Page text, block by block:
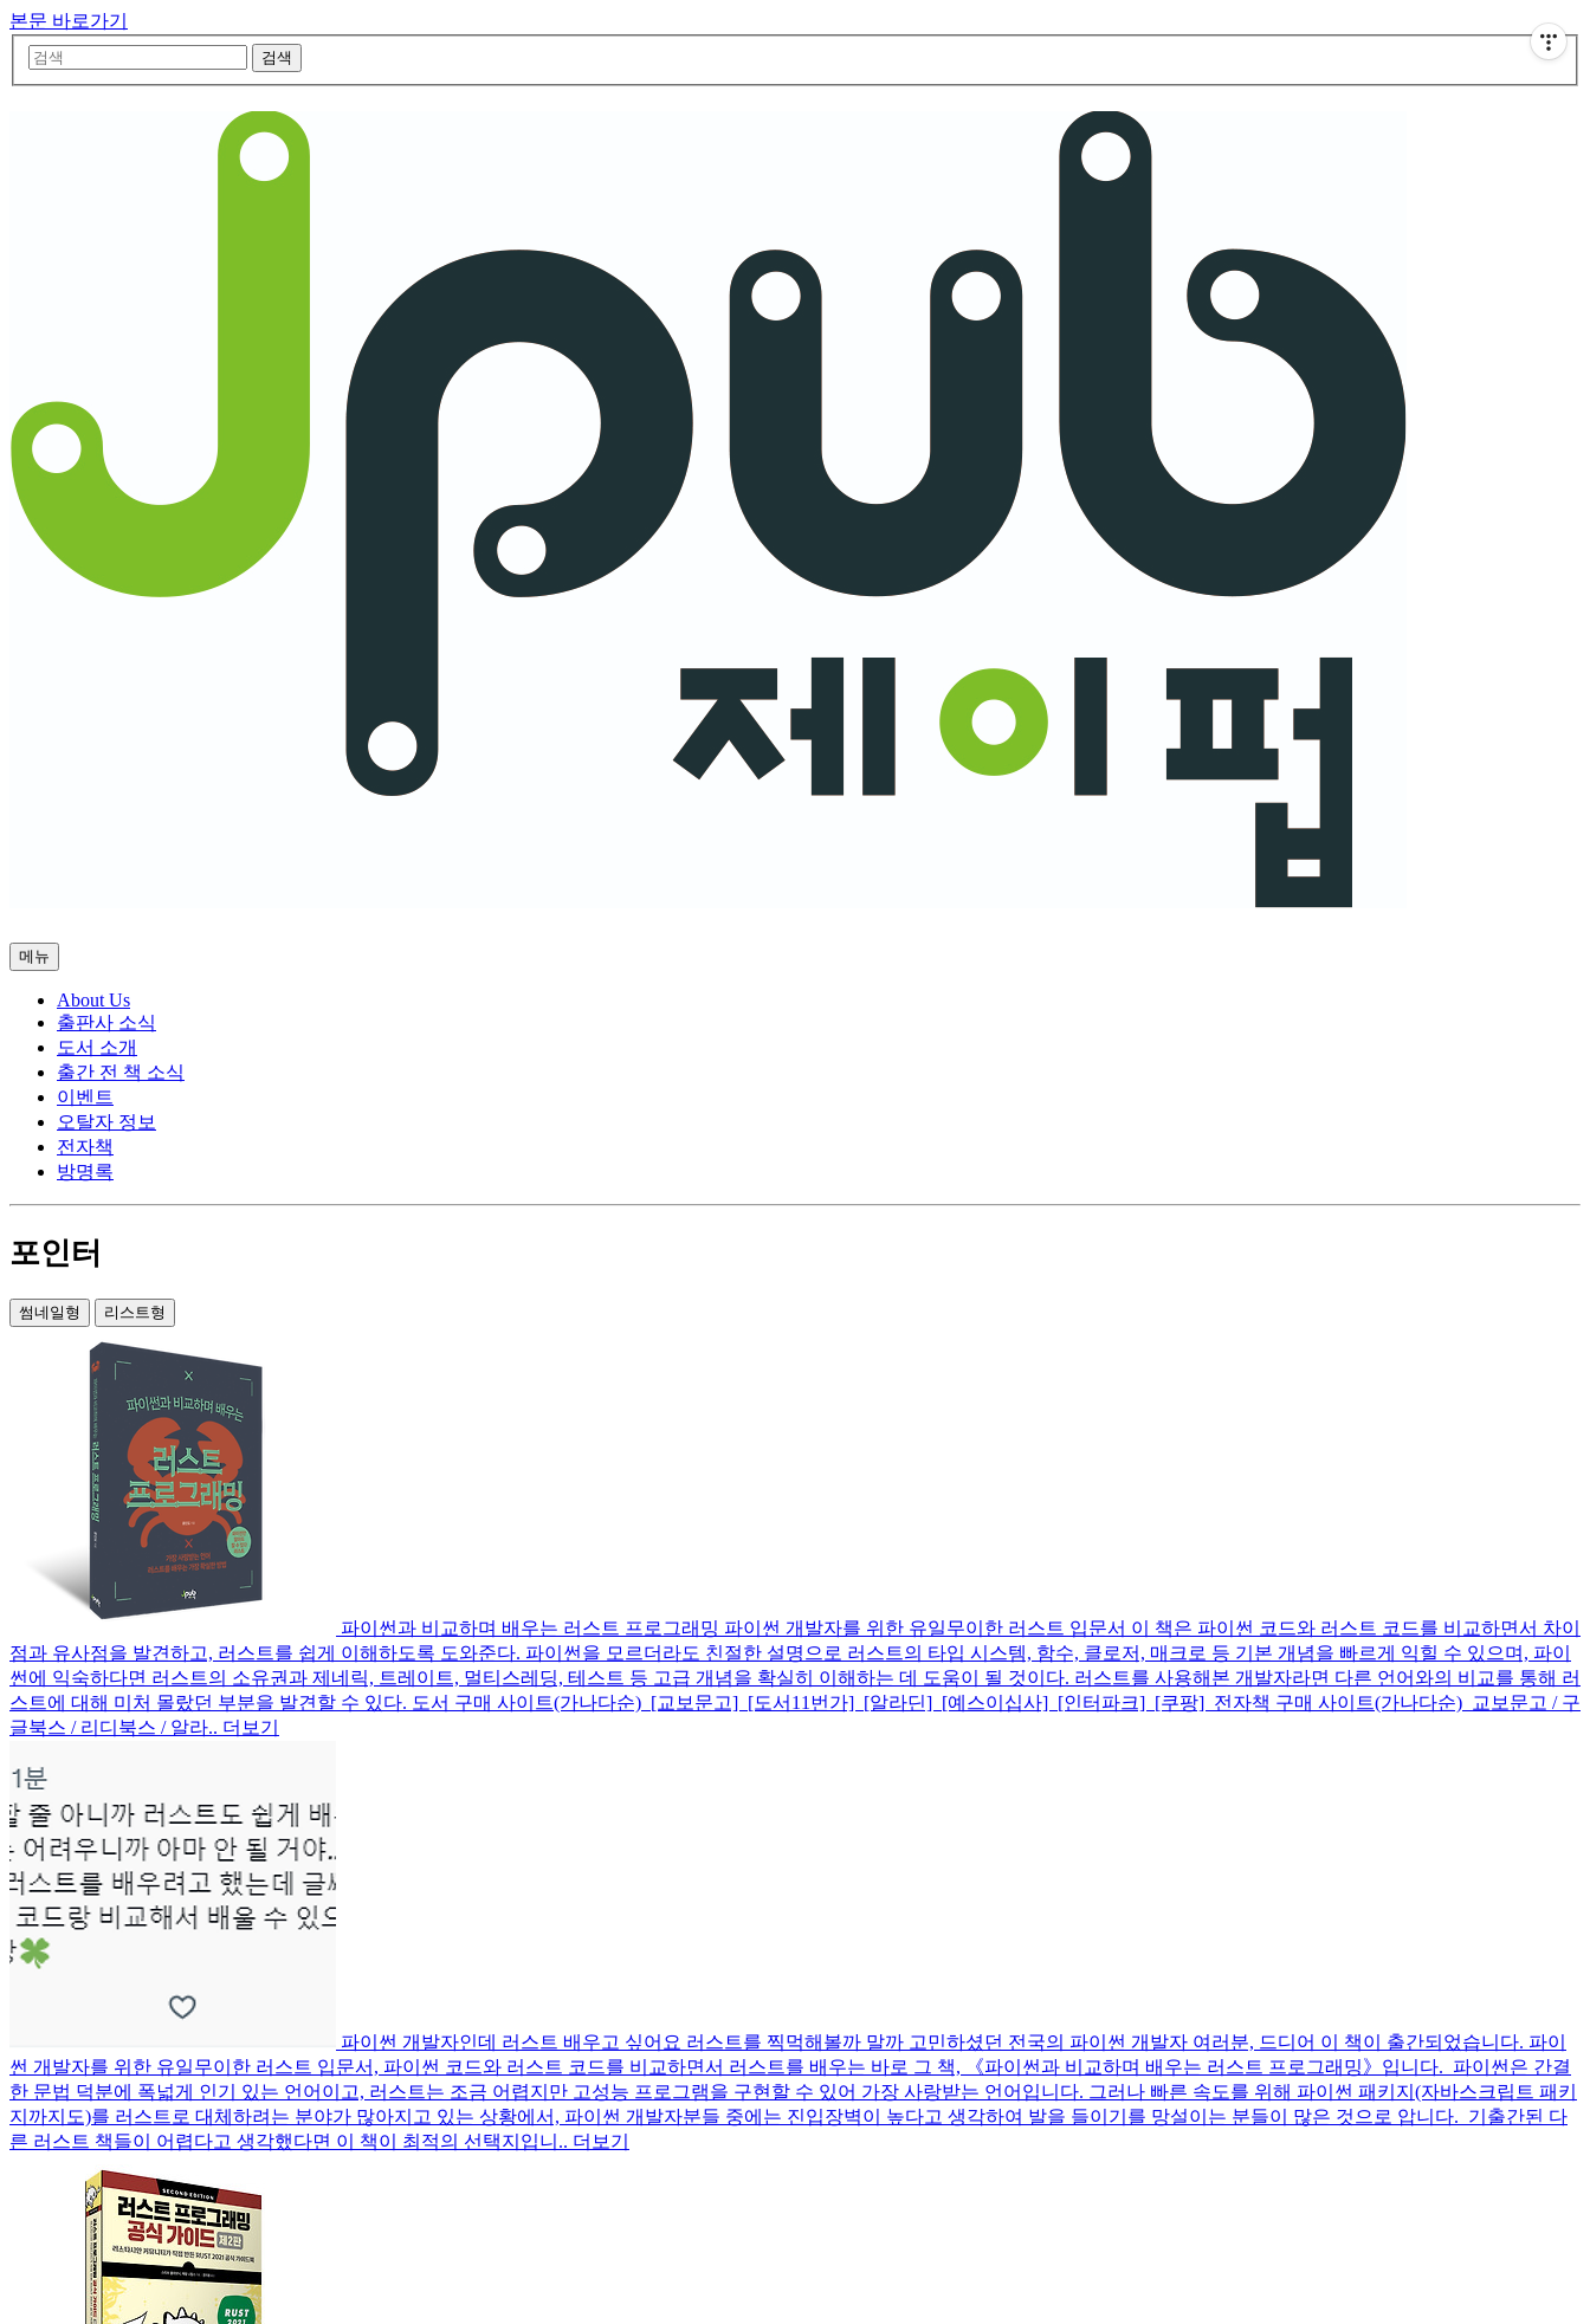
본문 바로가기
검색
메뉴
About Us
출판사 소식
도서 소개
출간 전 책 소식
이벤트
오탈자 정보
전자책
방명록
포인터
썸네일형 리스트형
파이썬과 비교하며 배우는 러스트 프로그래밍 파이썬 개발자를 위한 유일무이한 러스트 입문서 이 책은 파이썬 코드와 러스트 코드를 비교하면서 차이
점과 유사점을 발견하고, 러스트를 쉽게 이해하도록 도와준다. 파이썬을 모르더라도 친절한 설명으로 러스트의 타입 시스템, 함수, 클로저, 매크로 등 기본 개념을 빠르게 익힐 수 있으며, 파이
썬에 익숙하다면 러스트의 소유권과 제네릭, 트레이트, 멀티스레딩, 테스트 등 고급 개념을 확실히 이해하는 데 도움이 될 것이다. 러스트를 사용해본 개발자라면 다른 언어와의 비교를 통해 러
스트에 대해 미처 몰랐던 부분을 발견할 수 있다. 도서 구매 사이트(가나다순) [교보문고] [도서11번가] [알라딘] [예스이십사] [인터파크] [쿠팡] 전자책 구매 사이트(가나다순) 교보문고 / 구
글북스 / 리디북스 / 알라.. 더보기
파이썬 개발자인데 러스트 배우고 싶어요 러스트를 찍먹해볼까 말까 고민하셨던 전국의 파이썬 개발자 여러분, 드디어 이 책이 출간되었습니다. 파이
썬 개발자를 위한 유일무이한 러스트 입문서, 파이썬 코드와 러스트 코드를 비교하면서 러스트를 배우는 바로 그 책, 《파이썬과 비교하며 배우는 러스트 프로그래밍》입니다. 파이썬은 간결
한 문법 덕분에 폭넓게 인기 있는 언어이고, 러스트는 조금 어렵지만 고성능 프로그램을 구현할 수 있어 가장 사랑받는 언어입니다. 그러나 빠른 속도를 위해 파이썬 패키지(자바스크립트 패키
지까지도)를 러스트로 대체하려는 분야가 많아지고 있는 상황에서, 파이썬 개발자분들 중에는 진입장벽이 높다고 생각하여 발을 들이기를 망설이는 분들이 많은 것으로 압니다. 기출간된 다
른 러스트 책들이 어렵다고 생각했다면 이 책이 최적의 선택지입니.. 더보기